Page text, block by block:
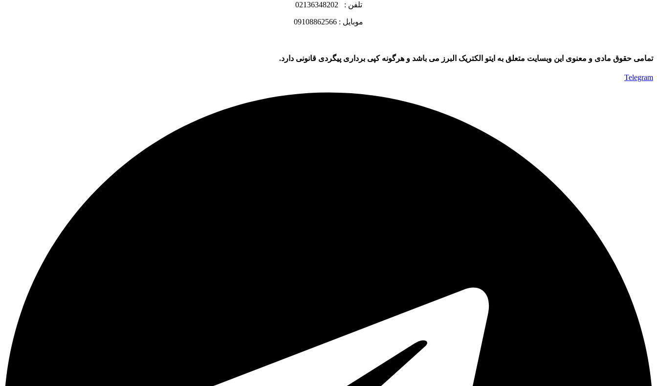
تلفن : 02136348202
موبایل : 09108862566
تمامی حقوق مادی و معنوی این وبسایت متعلق به ایتو الکتریک البرز می باشد و هرگونه کپی برداری پیگردی قانونی دارد.
Telegram